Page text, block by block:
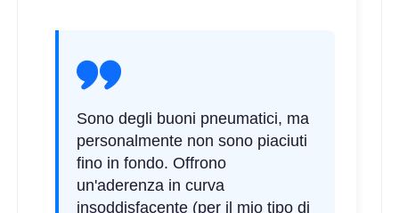
Sono degli buoni pneumatici, ma
personalmente non sono piaciuti
fino in fondo. Offrono
un'aderenza in curva
insoddisfacente (per il mio tipo di